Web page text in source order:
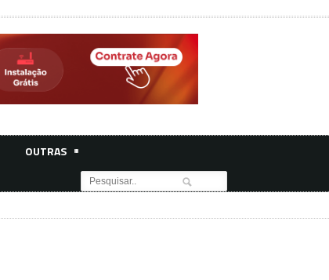
OUTRAS